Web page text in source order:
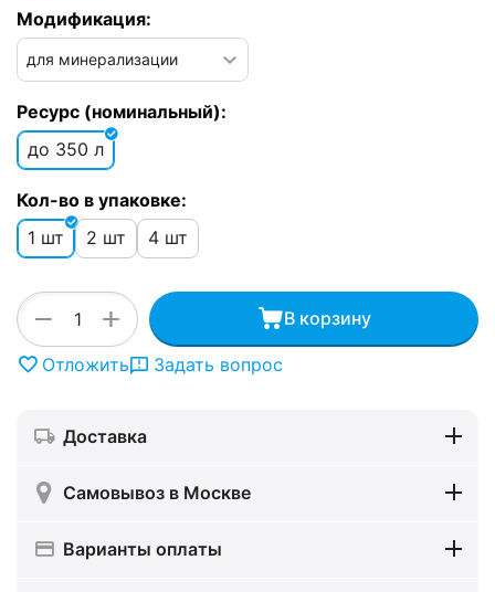
Модификация:
Ресурс (номинальный):
до 350 л
Кол-во в упаковке:
1 шт
2 шт 4 шт
+
− В корзину
Отложить Задать вопрос
Доставка
Самовывоз в Москве
Варианты оплаты